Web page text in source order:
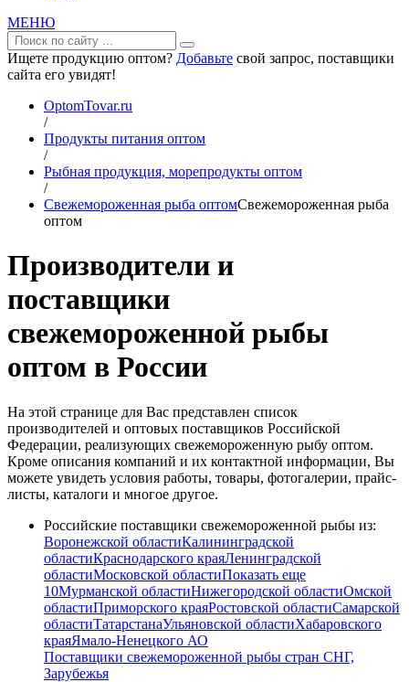
МЕНЮ
Ищете продукцию оптом? Добавьте свой запрос, поставщики
сайта его увидят!
OptomTovar.ru
/
Продукты питания оптом
/
Рыбная продукция, морепродукты оптом
/
Свежемороженная рыба оптомСвежемороженная рыба
оптом
Производители и
поставщики
свежемороженной рыбы
оптом в России
На этой странице для Вас представлен список
производителей и оптовых поставщиков Российской
Федерации, реализующих свежемороженную рыбу оптом.
Кроме описания компаний и их контактной информации, Вы
можете увидеть условия работы, товары, фотогалерии, прайс-
листы, каталоги и многое другое.
Российские поставщики свежемороженной рыбы из:
Воронежской областиКалининградской
областиКраснодарского краяЛенинградской
областиМосковской областиПоказать еще
10Мурманской областиНижегородской областиОмской
областиПриморского краяРостовской областиСамарской
областиТатарстанаУльяновской областиХабаровского
краяЯмало-Ненецкого АО
Поставщики свежемороженной рыбы стран СНГ,
Зарубежья